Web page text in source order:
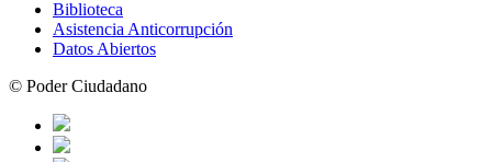
Biblioteca
Asistencia Anticorrupción
Datos Abiertos
© Poder Ciudadano